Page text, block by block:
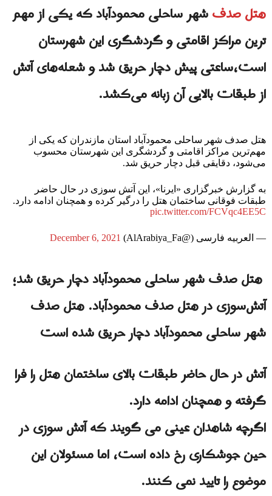
هتل صدفشهر ساحلی محمودآباد که یکی از مهم
ترین مراکز اقامتی و گردشگری این شهرستان
است،ساعتی پیش دچار حریق شد و شعله‌های آتش
از طبقات بالایی آن زبانه می‌کشد.
هتل صدف شهر ساحلی محمودآباد استان مازندران که یکی از
مهم‌ترین مراکز اقامتی و گردشگری این شهرستان محسوب
می‌شود، دقایقی قبل دچار حریق شد.
به گزارش خبرگزاری «ایرنا»، این آتش سوزی در حال حاضر
طبقات فوقانی ساختمان هتل را درگیر کرده و همچنان ادامه دارد.
pic.twitter.com/FCVqc4EE5C
— العربیه فارسی (@AlArabiya_Fa) December 6, 2021
هتل صدف شهر ساحلی محمودآباد دچار حریق شد؛
آتش‌سوزی در هتل صدف محمودآباد. هتل صدف
شهر ساحلی محمودآباد دچار حریق شده است
آتش در حال حاضر طبقات بالای ساختمان هتل را فرا
گرفته و همچنان ادامه دارد.
اگرچه شاهدان عینی می گویند که آتش سوزی در
حین جوشکاری رخ داده است، اما مسئولان این
موضوع را تایید نمی کنند.